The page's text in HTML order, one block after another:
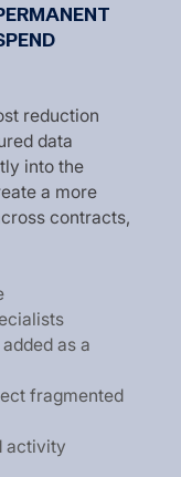
ERMANENT
PEND
st reduction
red data
tly into the
eate a more
cross contracts,
cialists
added as a
ect fragmented
activity